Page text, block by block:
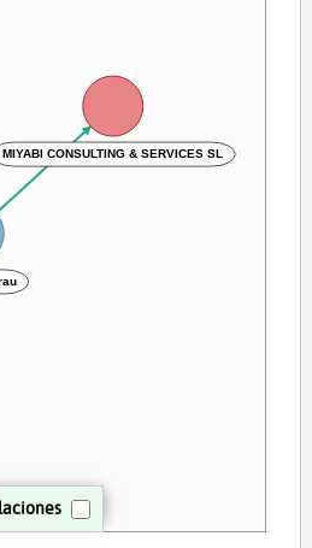
MIYABI CONSULTING & SERVICES SL